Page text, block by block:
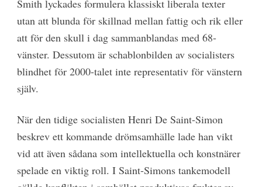
Smith lyckades formulera klassiskt liberala texter
utan att blunda för skillnad mellan fattig och rik eller
att för den skull i dag sammanblandas med 68-
vänster. Dessutom är schablonbilden av socialisters
blindhet för 2000-talet inte representativ för vänstern
själv.
När den tidige socialisten Henri De Saint-Simon
beskrev ett kommande drömsamhälle lade han vikt
vid att även sådana som intellektuella och konstnärer
spelade en viktig roll. I Saint-Simons tankemodell